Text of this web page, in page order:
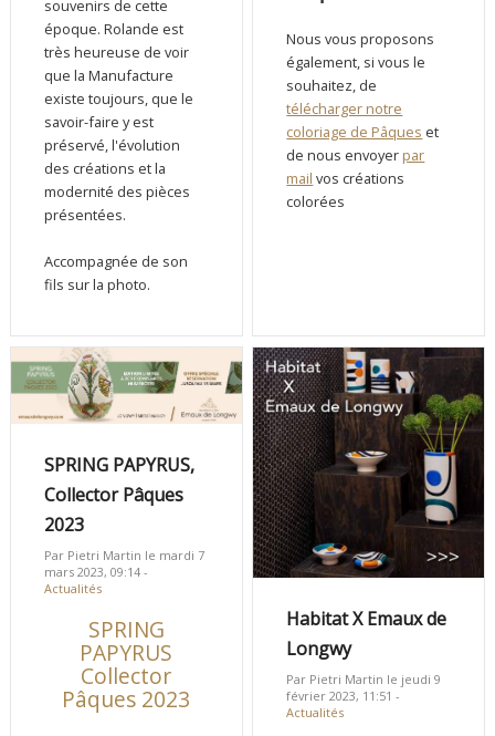
souvenirs de cette
époque. Rolande est
très heureuse de voir
que la Manufacture
existe toujours, que le
savoir-faire y est
préservé, l'évolution
des créations et la
modernité des pièces
présentées.
Accompagnée de son
fils sur la photo.
Nous vous proposons
également, si vous le
souhaitez, de
télécharger notre
coloriage de Pâques et
de nous envoyer par
mail vos créations
colorées
SPRING PAPYRUS,
Collector Pâques
2023
Par Pietri Martin le mardi 7
mars 2023, 09:14 -
Actualités
SPRING
PAPYRUS
Collector
Pâques 2023
Habitat X Emaux de
Longwy
Par Pietri Martin le jeudi 9
février 2023, 11:51 -
Actualités